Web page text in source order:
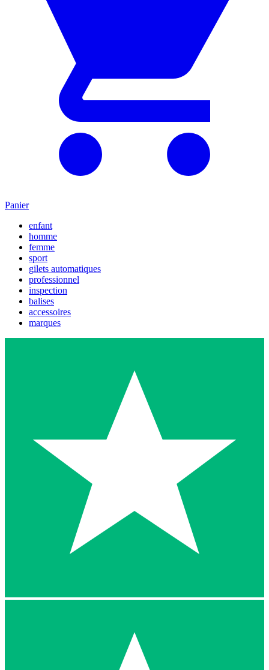
Panier
enfant
homme
femme
sport
gilets automatiques
professionnel
inspection
balises
accessoires
marques